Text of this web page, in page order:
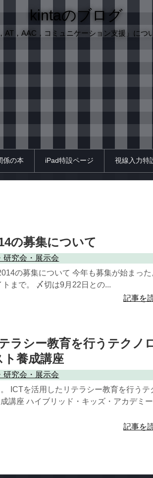
kintaのブログ
AT，AAC，コミュニケーション支援」につ
係の本 iPad特設ページ 視線入力特
の募集について
研究会・展示会
の募集について 今年も募集が始まった
まで。 〆切は9月22日との...
記事を
ラシー教育を行うテクノ
養成講座
研究会・展示会
ICTを活用したリテラシー教育を行うテ
講座 ハイブリッド・キッズ・アカデミ
記事を